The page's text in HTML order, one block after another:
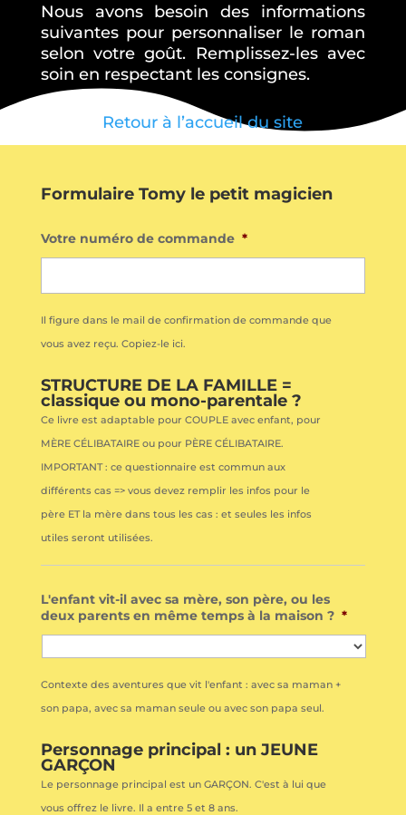
Nous avons besoin des informations
suivantes pour personnaliser le roman
selon votre goût. Remplissez-les avec
soin en respectant les consignes.
Retour à l’accueil du site
Formulaire Tomy le petit magicien
Votre numéro de commande *
Il figure dans le mail de confirmation de commande que
vous avez reçu. Copiez-le ici.
STRUCTURE DE LA FAMILLE =
classique ou mono-parentale ?
Ce livre est adaptable pour COUPLE avec enfant, pour
MÈRE CÉLIBATAIRE ou pour PÈRE CÉLIBATAIRE.
IMPORTANT : ce questionnaire est commun aux
différents cas => vous devez remplir les infos pour le
père ET la mère dans tous les cas : et seules les infos
utiles seront utilisées.
L'enfant vit-il avec sa mère, son père, ou les
deux parents en même temps à la maison ? *
Contexte des aventures que vit l'enfant : avec sa maman +
son papa, avec sa maman seule ou avec son papa seul.
Personnage principal : un JEUNE
GARÇON
Le personnage principal est un GARÇON. C'est à lui que
vous offrez le livre. Il a entre 5 et 8 ans.